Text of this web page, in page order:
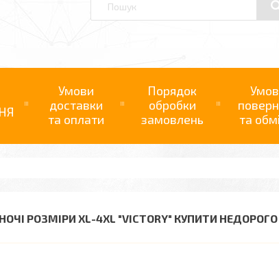
Умови
доставки
та оплати
Порядок
обробки
замовлень
та
РОЗМІРИ XL-4XL "VICTORY" КУПИТИ